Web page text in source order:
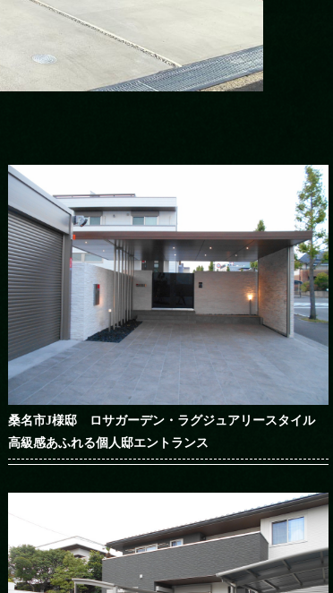
桑名市J様邸 ロサガーデン・ラグジュアリースタイル
高級感あふれる個人邸エントランス